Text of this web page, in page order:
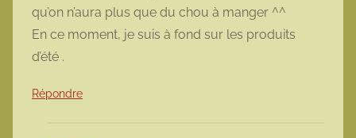
qu’on n’aura plus que du chou à manger ^^
En ce moment, je suis à fond sur les produits
d’été .
Répondre